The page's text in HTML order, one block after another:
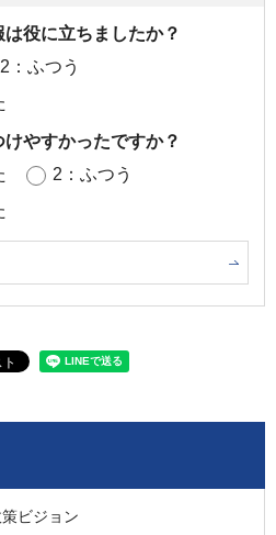
役に立ちましたか？
2：ふつう
やすかったですか？
2：ふつう
ビジョン